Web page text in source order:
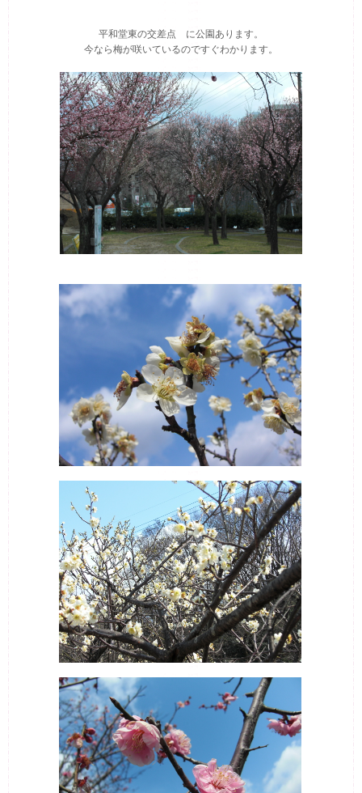
平和堂東の交差点 に公園あります。
今なら梅が咲いているのですぐわかります。